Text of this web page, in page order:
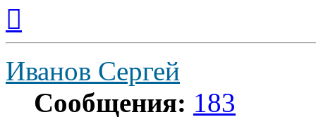
началу
Иванов Сергей
Сообщения: 183